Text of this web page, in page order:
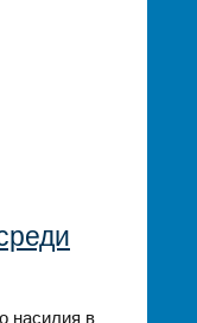
насилия в